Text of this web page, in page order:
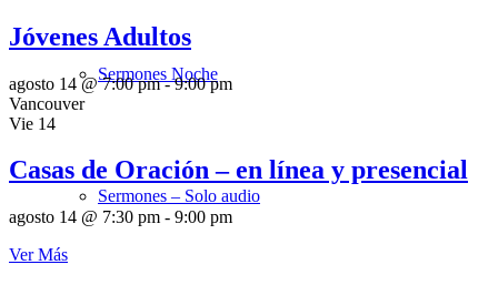
Sermones Noche
Sermones – Solo audio
Jóvenes Adultos
agosto 14 @ 7:00 pm-9:00 pm
Vancouver
Vie 14
Casas de Oración – en línea y presencial
agosto 14 @ 7:30 pm - 9:00 pm
Ver Más